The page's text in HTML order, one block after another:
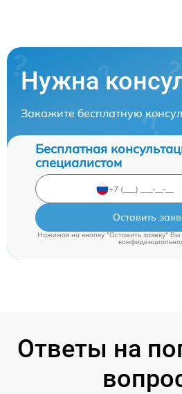
Нужна
Закажите бесплатную
Бесплатная
специалистом
Оставить
Нажимая на кнопку "Оставить заявку"
Ответы на